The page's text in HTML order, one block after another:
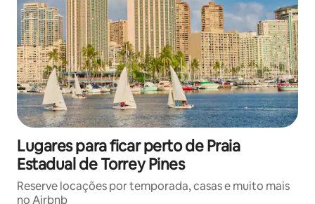
Lugares para ficar perto de Praia
Estadual de Torrey Pines
Reserve locações por temporada, casas e muito mais
no Airbnb